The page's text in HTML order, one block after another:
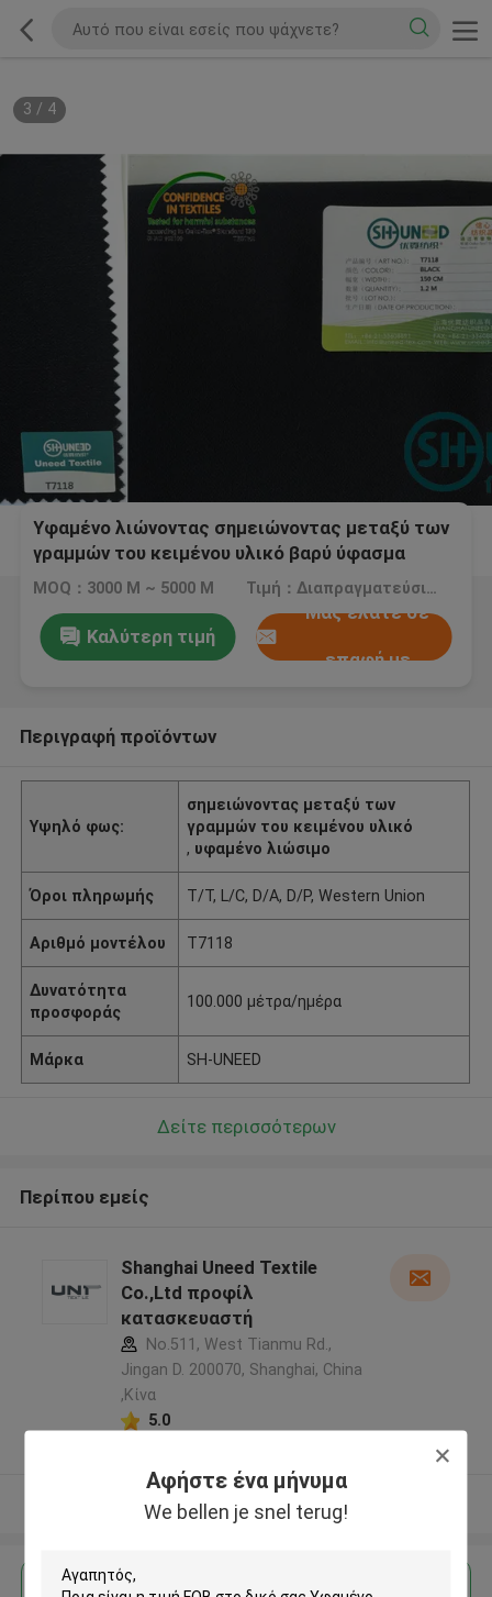
Αφήστε ένα μήνυμα
We bellen je snel terug!
3 / 4
Υφαμένο λιώνοντας σημειώνοντας μεταξύ των
γραμμών του κειμένου υλικό βαρύ ύφασμα
T7118 κοστουμιών ανδρών/των γυναικών
MOQ：3000 Μ ~ 5000 Μ Τιμή：Διαπραγματεύσιμος
Καλύτερη τιμή
Μας ελάτε σε
επαφή με
Περιγραφή προϊόντων
Υψηλό φως:
σημειώνοντας μεταξύ των
γραμμών του κειμένου υλικό
, υφαμένο λιώσιμο
Όροι πληρωμής T/T, L/C, D/A, D/P, Western Union
Αριθμό μοντέλου T7118
Δυνατότητα
προσφοράς
100.000 μέτρα/ημέρα
Μάρκα SH-UNEED
Δείτε περισσότερων
Περίπου εμείς
Shanghai Uneed Textile
Co.,Ltd προφίλ
κατασκευαστή
No.511, West Tianmu Rd.,
Jingan D. 200070, Shanghai, China
,Κίνα
5.0
Δείτε περισσότερων
Αποκτήστε την καλύτερη τιμή για